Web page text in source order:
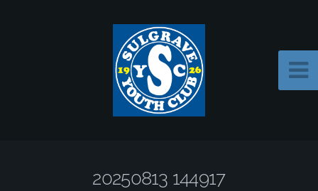
20250813 144917